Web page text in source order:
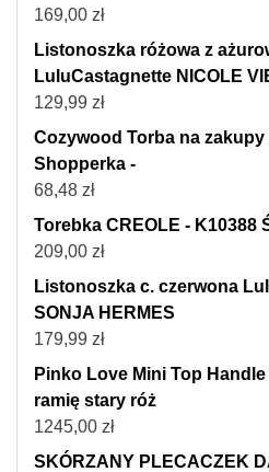
169,00 zł
Listonoszka różowa z
LuluCastagnette NICOLE
129,99 zł
Cozywood Torba na
Shopperka -
68,48 zł
Torebka CREOLE - K10388
209,00 zł
Listonoszka c. czerwona
SONJA HERMES
179,99 zł
Pinko Love Mini Top
ramię stary róż
1245,00 zł
SKÓRZANY PLECACZEK